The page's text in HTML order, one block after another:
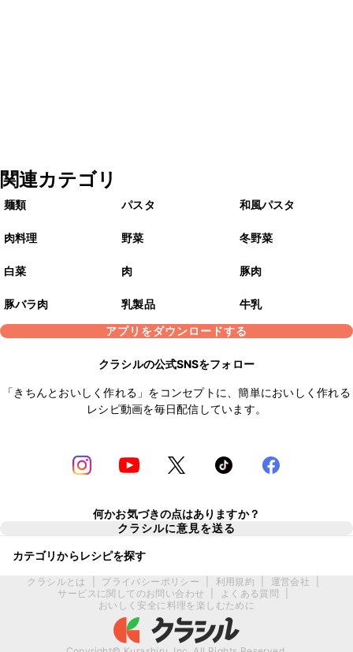
関連カテゴリ
麺類 パスタ 和風パスタ
肉料理 野菜 冬野菜
白菜 肉 豚肉
豚バラ肉 乳製品
牛乳
アプリをダウンロードする
クラシルの公式SNSをフォロー
「きちんとおいしく作れる」をコンセプトに、簡単においしく作れる
レシピ動画を毎日配信しています。
何かお気づきの点はありますか？
クラシルに意見を送る
カテゴリからレシピを探す
クラシルとは プライバシーポリシー 利用規約 運営会社
サービスに関してのお問い合わせ
よくある質問
おいしく安全に料理を楽しむために